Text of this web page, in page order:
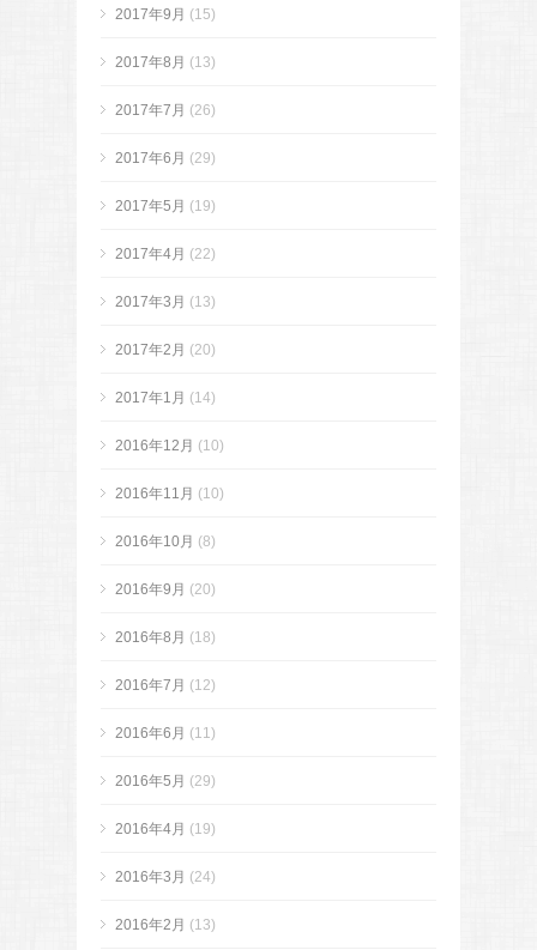
2017年9月 (15)
2017年8月 (13)
2017年7月 (26)
2017年6月 (29)
2017年5月 (19)
2017年4月 (22)
2017年3月 (13)
2017年2月 (20)
2017年1月 (14)
2016年12月 (10)
2016年11月 (10)
2016年10月 (8)
2016年9月 (20)
2016年8月 (18)
2016年7月 (12)
2016年6月 (11)
2016年5月 (29)
2016年4月 (19)
2016年3月 (24)
2016年2月 (13)